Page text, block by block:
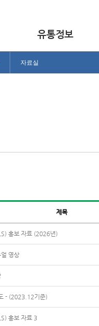
유통정보
자료실
제목
홍보 자료 (2026년)
영상
- (2023.12기준)
홍보 자료 3